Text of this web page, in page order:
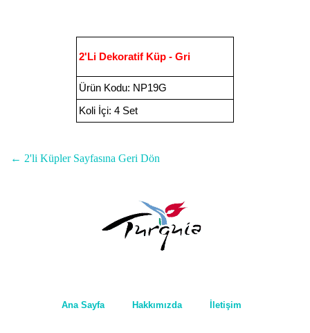
2'Li Dekoratif Küp - Gri
Ürün Kodu: NP19G
Koli İçi: 4 Set
← 2'li Küpler Sayfasına Geri Dön
Ana Sayfa Hakkımızda İletişim